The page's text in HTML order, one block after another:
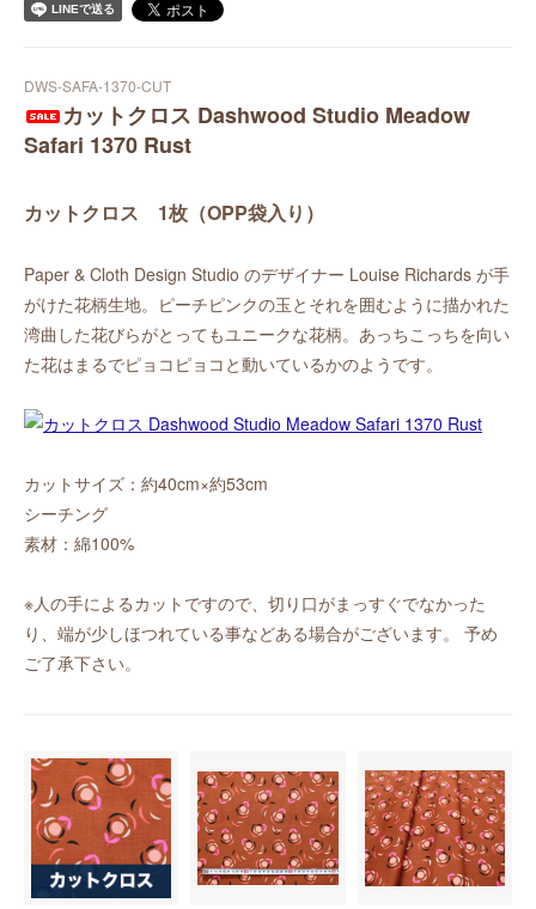
DWS-SAFA-1370-CUT
カットクロス Dashwood Studio Meadow
Safari 1370 Rust
カットクロス 1枚（OPP袋入り）
Paper & Cloth Design Studio のデザイナー Louise Richards が手
がけた花柄生地。ピーチピンクの玉とそれを囲むように描かれた
湾曲した花びらがとってもユニークな花柄。あっちこっちを向い
た花はまるでピョコピョコと動いているかのようです。
カットサイズ：約40cm×約53cm
シーチング
素材：綿100%
※人の手によるカットですので、切り口がまっすぐでなかった
り、端が少しほつれている事などある場合がございます。 予め
ご了承下さい。